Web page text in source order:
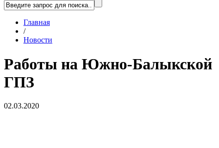
Главная
/
Новости
Работы на Южно-Балыкской
ГПЗ
02.03.2020